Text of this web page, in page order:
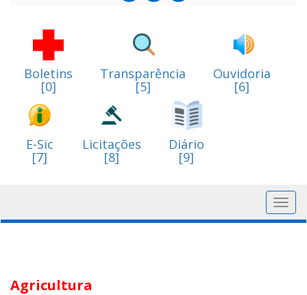
Boletins
[0]
Transparência
[5]
Ouvidoria
[6]
E-Sic
[7]
Licitações
[8]
Diário
[9]
Agricultura